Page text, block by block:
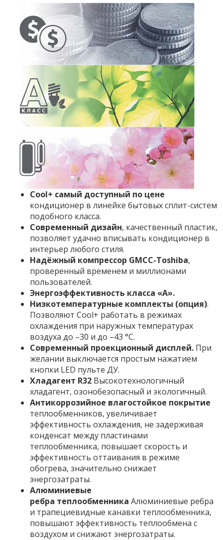
Cool+ самый доступный по цене
кондиционер в линейке бытовых сплит-систем
подобного класса.
Современный дизайн, качественный пластик,
позволяет удачно вписывать кондиционер в
интерьер любого стиля.
Надёжный компрессор GMCC-Toshiba,
проверенный временем и миллионами
пользователей.
Энергоэффективность класса «А».
Низкотемпературные комплекты (опция).
Позволяют Cool+ работать в режимах
охлаждения при наружных температурах
воздуха до –30 и до –43 °С.
Современный проекционный дисплей. При
желании выключается простым нажатием
кнопки LED пульте ДУ.
Хладагент R32 Высокотехнологичный
хладагент, озонобезопасный и экологичный.
Антикоррозийное влагостойкое покрытие
теплообменников, увеличивает
эффективность охлаждения, не задерживая
конденсат между пластинами
теплообменника, повышает скорость и
эффективность оттаивания в режиме
обогрева, значительно снижает
энергозатраты.
Алюминиевые
ребра теплообменника Алюминиевые ребра
и трапециевидные канавки теплообменника,
повышают эффективность теплообмена с
воздухом и снижают энергозатраты.